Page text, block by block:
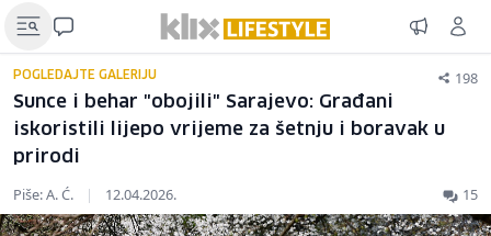
POGLEDAJTE GALERIJU 198
Sunce i behar "obojili" Sarajevo: Građani
iskoristili lijepo vrijeme za šetnju i boravak u
prirodi
Piše: A. Ć. | 12.04.2026. 15